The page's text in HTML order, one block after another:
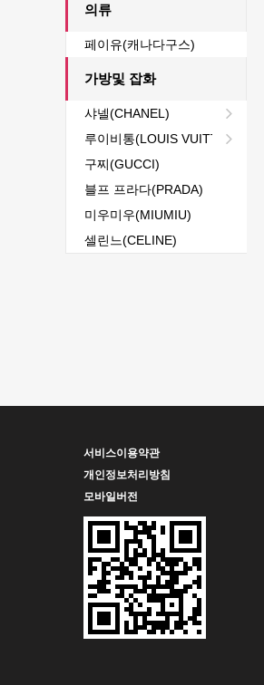
의류
페이유(캐나다구스)
가방및 잡화
샤넬(CHANEL)
루이비통(LOUIS VUITTON)
구찌(GUCCI)
블프 프라다(PRADA)
미우미우(MIUMIU)
셀린느(CELINE)
서비스이용약관
개인정보처리방침
모바일버전